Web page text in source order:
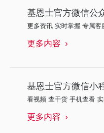
基恩士官方微信公
更多资讯 实时掌握 专属客
更多内容
基恩士官方微信小
看视频 查干货 手机查看
更多内容